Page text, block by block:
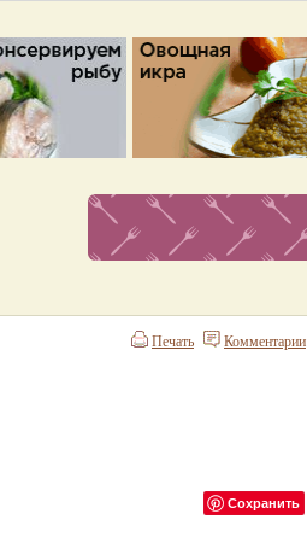
Комментарии
Печать
Сохранить